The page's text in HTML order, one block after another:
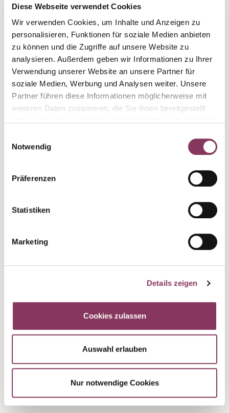
Diese Webseite verwendet Cookies
Wir verwenden Cookies, um Inhalte und Anzeigen zu
personalisieren, Funktionen für soziale Medien anbieten
zu können und die Zugriffe auf unsere Website zu
analysieren. Außerdem geben wir Informationen zu Ihrer
Verwendung unserer Website an unsere Partner für
soziale Medien, Werbung und Analysen weiter. Unsere
Partner führen diese Informationen möglicherweise mit
weiteren Daten zusammen, die Sie ihnen bereitgestellt
Notwendig
Präferenzen
Statistiken
Marketing
Details zeigen
Cookies zulassen
Auswahl erlauben
Nur notwendige Cookies
freuen uns, für mindestens ein Jahr, den Titel
"Beste Winzergenossenschaft aus Württemberg"
tragen zu dürfen! Wie funktioniert der
Leistungstest? Jede Genossenschaft darf sechs
Weine zur Verkostung anmelden, die
verschiedenen Weinkategorien zugeordnet
werden. Hierzu gehören neben zwei Weinen aus
dem Basissegment auch eine regionale Spezialität.
Genossenschaften ausschließlich mit sehr raren
von einer Fachjury aus Weinexperten verkostet
und eine Durchschnittspunktzahl ermittelt.
Das Gewinner-Weinpaket mit unseren
Genossenschaft in Württemberg"!
Vorheriger Artikel
Nächster Artikel